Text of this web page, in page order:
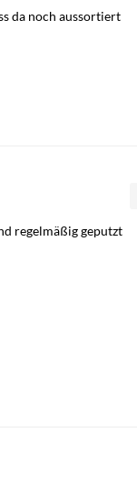
da noch aussortiert
regelmäßig geputzt